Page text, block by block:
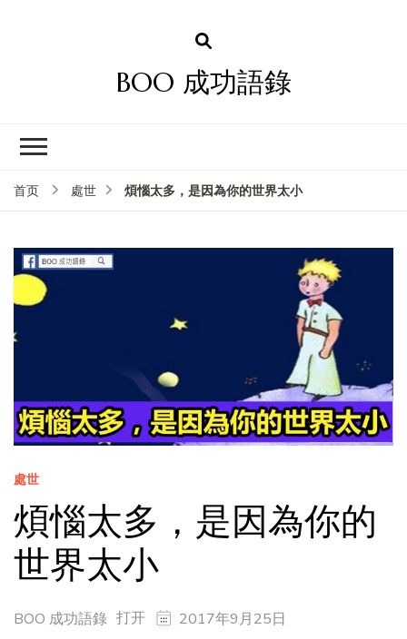
BOO 成功語錄
首页 處世 煩惱太多，是因為你的世界太小
處世
煩惱太多，是因為你的
世界太小
BOO 成功語錄 打开 2017年9月25日